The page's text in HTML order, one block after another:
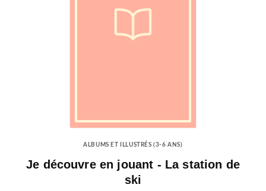
ALBUMS ET ILLUSTRÉS (3-6 ANS)
Je découvre en jouant - La station de
ski